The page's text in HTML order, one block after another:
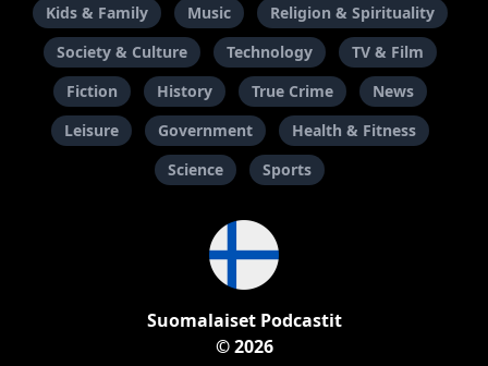
Kids & Family
Music
Religion & Spirituality
Society & Culture
Technology
TV & Film
Fiction
History True Crime
News
Leisure
Government
Health & Fitness
Science
Sports
Suomalaiset Podcastit
© 2026